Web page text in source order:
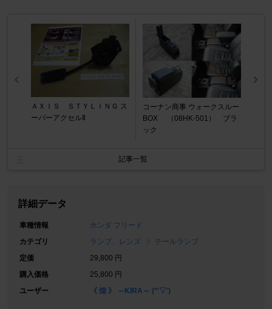
ＡＸＩＳ ＳＴＹＬＩＮＧ ス
ーパーアクセルⅡ
コーナン商事 ウォークスルー
BOX （08HK-501） ブラ
ック
記事一覧
詳細データ
車種情報
ホンダ フリード
カテゴリ
ランプ、レンズ
テールランプ
定価
29,800 円
購入価格
25,800 円
ユーザー
《 煌 》 ～KIRA～ (*'▽')